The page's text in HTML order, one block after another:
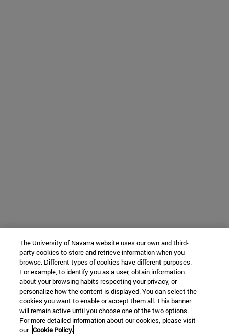
The University of Navarra website uses our own and third-
party cookies to store and retrieve information when you
browse. Different types of cookies have different purposes.
For example, to identify you as a user, obtain information
about your browsing habits respecting your privacy, or
personalize how the content is displayed. You can select the
cookies you want to enable or accept them all. This banner
will remain active until you choose one of the two options.
For more detailed information about our cookies, please visit
our Cookie Policy.